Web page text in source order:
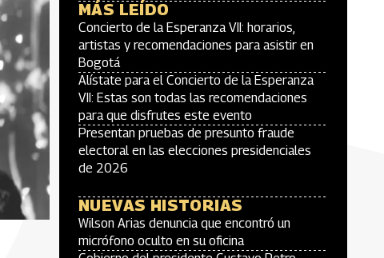
MÁS LEÍDO
Concierto de la Esperanza VII: horarios,
artistas y recomendaciones para asistir en
Bogotá
Alístate para el Concierto de la Esperanza
VII: Estas son todas las recomendaciones
para que disfrutes este evento
Presentan pruebas de presunto fraude
electoral en las elecciones presidenciales
de 2026
NUEVAS HISTORIAS
Wilson Arias denuncia que encontró un
micrófono oculto en su oficina